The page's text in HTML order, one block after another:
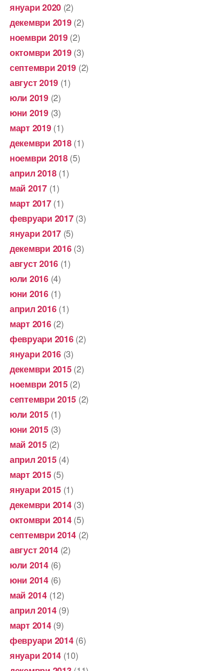
януари 2020 (2)
декември 2019(2)
ноември 2019(2)
октомври 2019(3)
септември 2019 (2)
август 2019 (1)
юли 2019(2)
юни 2019(3)
март 2019(1)
декември 2018(1)
ноември 2018(5)
април 2018(1)
май 2017(1)
март 2017(1)
февруари 2017(3)
януари 2017 (5)
декември 2016(3)
август 2016 (1)
юли 2016(4)
юни 2016(1)
април 2016(1)
март 2016(2)
февруари 2016(2)
януари 2016 (3)
декември 2015(2)
ноември 2015(2)
септември 2015 (2)
юли 2015(1)
юни 2015(3)
май 2015(2)
април 2015(4)
март 2015(5)
януари 2015 (1)
декември 2014(3)
октомври 2014(5)
септември 2014 (2)
август 2014 (2)
юли 2014(6)
юни 2014(6)
май 2014(12)
април 2014(9)
март 2014(9)
февруари 2014(6)
януари 2014 (10)